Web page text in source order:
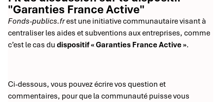
"Garanties France Active"
Fonds-publics.frest une initiative communautaire visant à
centraliser les aides et subventions aux entreprises, comme
c’est le cas du dispositif « Garanties France Active ».
Ci-dessous, vous pouvez écrire vos question et
commentaires, pour que la communauté puisse vous